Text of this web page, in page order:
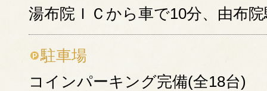
湯布院ＩＣから車で10分、由布
駐車場
コインパーキング完備(全18台)